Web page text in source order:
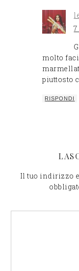
molto
piuttosto
RISPONDI
Il tuo indirizzo